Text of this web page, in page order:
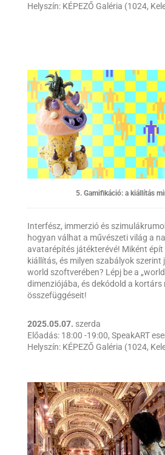
Helyszín: KÉPEZŐ Galéria (1024,
5. Gamifikáció: a kiállítás
Interfész, immerzió és
hogyan válhat a művészeti világ a
avatarépítés játékterévé! Miként
kiállítás, és milyen szabályok
world szoftverében? Lépj be a
dimenziójába, és dekódold a kortárs
összefüggéseit!
2025.05.07. szerda
Előadás: 18:00 -19:00, SpeakART
Helyszín: KÉPEZŐ Galéria (1024,